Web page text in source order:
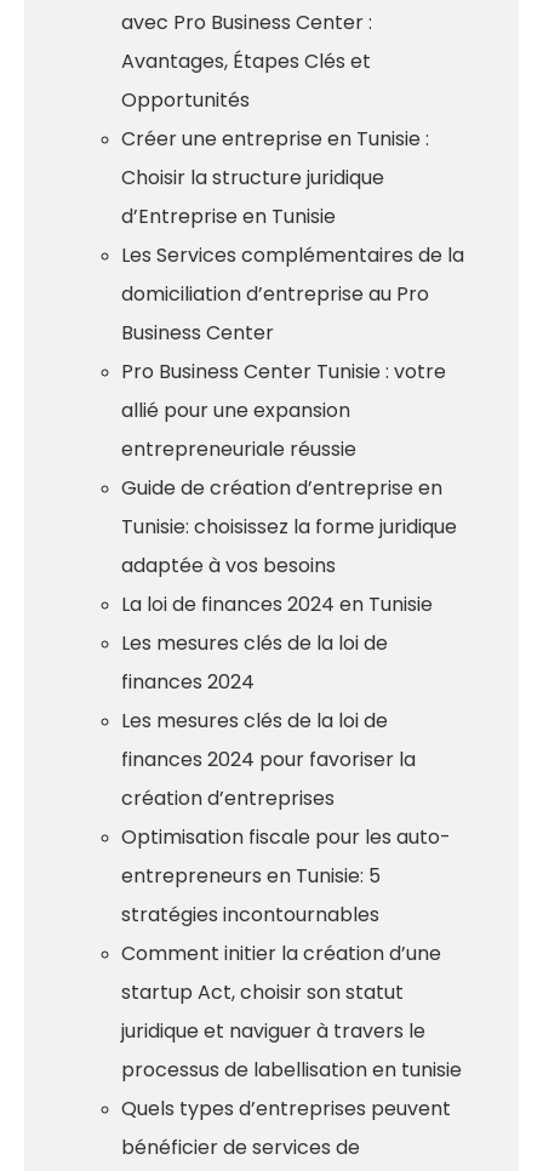
avec Pro Business Center :
Avantages, Étapes Clés et
Opportunités
Créer une entreprise en Tunisie :
Choisir la structure juridique
d’Entreprise en Tunisie
Les Services complémentaires de la
domiciliation d’entreprise au Pro
Business Center
Pro Business Center Tunisie : votre
allié pour une expansion
entrepreneuriale réussie
Guide de création d’entreprise en
Tunisie: choisissez la forme juridique
adaptée à vos besoins
La loi de finances 2024 en Tunisie
Les mesures clés de la loi de
finances 2024
Les mesures clés de la loi de
finances 2024 pour favoriser la
création d’entreprises
Optimisation fiscale pour les auto-
entrepreneurs en Tunisie: 5
stratégies incontournables
Comment initier la création d’une
startup Act, choisir son statut
juridique et naviguer à travers le
processus de labellisation en tunisie
Quels types d’entreprises peuvent
bénéficier de services de